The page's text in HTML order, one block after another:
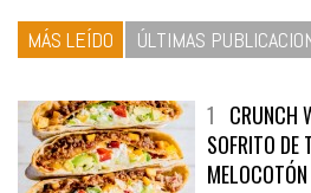
MÁS LEÍDO ÚLTIMAS
1 CRUNCH
SOFRITO DE
MELOCOTÓN